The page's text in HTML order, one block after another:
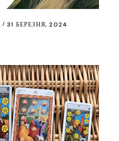
31 БЕРЕЗНЯ, 2024